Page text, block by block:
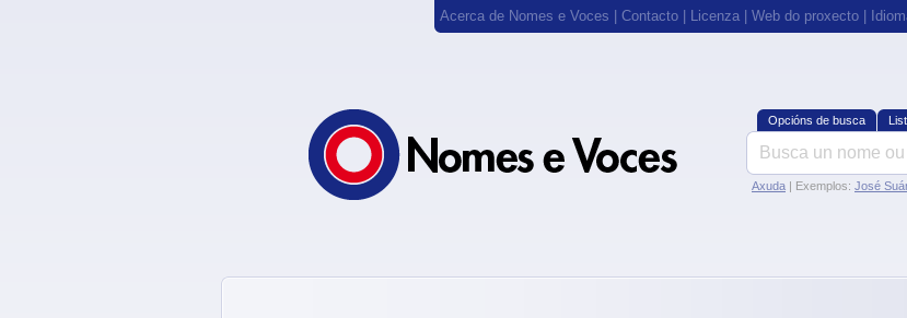
Acerca de Nomes e Voces Contacto Licenza Web do proxecto |
Opcións de busca
Axuda | Exemplos: José